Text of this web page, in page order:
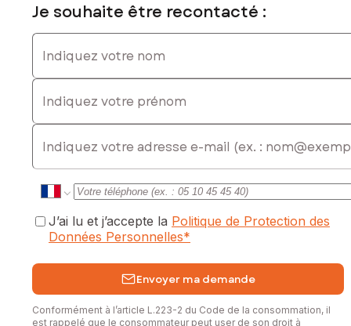
Les informations sur les risques auxquels ce bien est
www.georisques.gouv.fr
Honoraires charge vendeur
0632850863, E-mail : antoine.letuve@safti.fr - EI - Agent
commercial immatriculé au RSAC de Amiens sous le numéro
802 341 412
Je souhaite être recontacté :
Indiquez votre nom
Indiquez votre prénom
E-mail
J’ai lu et j’accepte la Politique de Protection des
Données Personnelles*
Envoyer ma demande
Conformément à l’article L.223-2 du Code de la consommation, il
est rappelé que le consommateur peut user de son droit à